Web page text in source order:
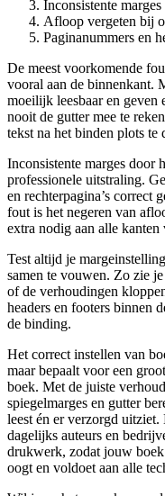
Inconsistente
Afloop vergeten bij
Paginanummers en
De meest voorkomende
vooral aan de binnenkant.
moeilijk leesbaar en geven
nooit de gutter mee te
tekst na het binden plots te
Inconsistente marges door
professionele uitstraling.
en rechterpagina’s correct
fout is het negeren van
extra nodig aan alle
Test altijd je
samen te vouwen. Zo zie
of de verhoudingen
headers en footers binnen
de binding.
Het correct instellen van
maar bepaalt voor een
boek. Met de juiste
spiegelmarges en gutter
leest én er verzorgd
dagelijks auteurs en
drukwerk, zodat jouw boek
oogt en voldoet aan alle